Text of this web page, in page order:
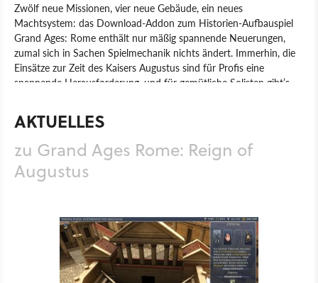
Zwölf neue Missionen, vier neue Gebäude, ein neues
Machtsystem: das Download-Addon zum Historien-Aufbauspiel
Grand Ages: Rome enthält nur mäßig spannende Neuerungen,
zumal sich in Sachen Spielmechanik nichts ändert. Immerhin, die
Einsätze zur Zeit des Kaisers Augustus sind für Profis eine
spannende Herausforderung, und für gemütliche Solisten gibt’s
Spiel PC Aufbau-Strategie
Haemimont Games
Grand Ages Rome: Reign of Augustus
AKTUELLES
zu Grand Ages Rome: Reign of
Augustus